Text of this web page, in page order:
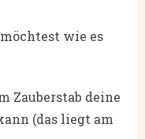
wie es
Zauberstab deine
(das liegt am